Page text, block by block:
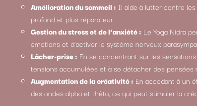
Amélioration du sommeil : Il aide à lutter contre
profond et plus réparateur.
Gestion du stress et de l’anxiété : Le Yoga Nidra
émotions et d’activer le système nerveux
Lâcher-prise : En se concentrant sur les
tensions accumulées et à se détacher des pensées
Augmentation de la créativité : En accédant à un
des ondes alpha et thêta, ce qui peut stimuler la